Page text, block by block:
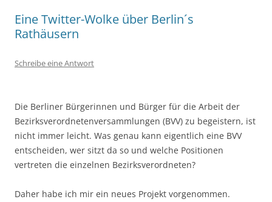
Eine Twitter-Wolke über Berlin´s
Rathäusern
Schreibe eine Antwort
Die Berliner Bürgerinnen und Bürger für die Arbeit der
Bezirksverordnetenversammlungen (BVV) zu begeistern, ist
nicht immer leicht. Was genau kann eigentlich eine BVV
entscheiden, wer sitzt da so und welche Positionen
vertreten die einzelnen Bezirksverordneten?
Daher habe ich mir ein neues Projekt vorgenommen.